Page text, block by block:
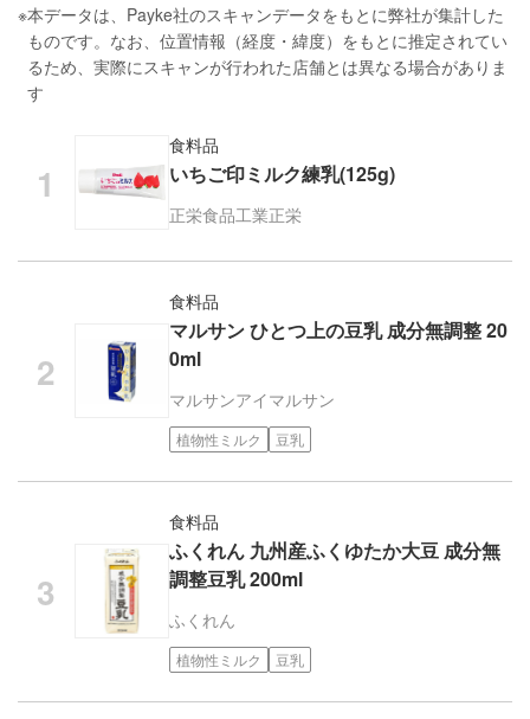
※本データは、Payke社のスキャンデータをもとに弊社が集計した
ものです。なお、位置情報（経度・緯度）をもとに推定されてい
るため、実際にスキャンが行われた店舗とは異なる場合がありま
す
食料品
いちご印ミルク練乳(125g)
正栄食品工業正栄
食料品
マルサン ひとつ上の豆乳 成分無調整 20
0ml
マルサンアイマルサン
植物性ミルク 豆乳
食料品
ふくれん 九州産ふくゆたか大豆 成分無
調整豆乳 200ml
ふくれん
植物性ミルク 豆乳